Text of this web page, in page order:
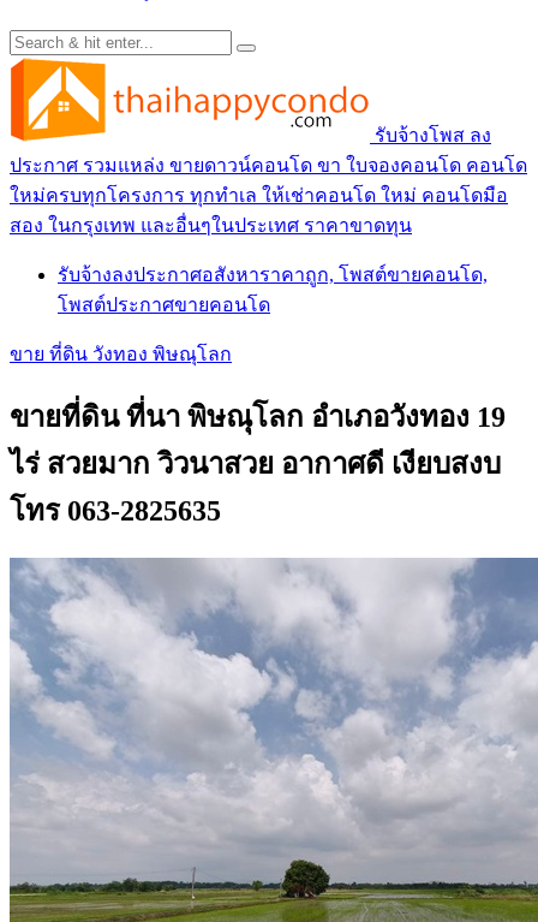
รับจ้างโพส ลง
ประกาศ รวมแหล่ง ขายดาวน์คอนโด ขา ใบจองคอนโด คอนโด
ใหม่ครบทุกโครงการ ทุกทำเล ให้เช่าคอนโด ใหม่ คอนโดมือ
สอง ในกรุงเทพ และอื่นๆในประเทศ ราคาขาดทุน
รับจ้างลงประกาศอสังหาราคาถูก, โพสต์ขายคอนโด,
โพสต์ประกาศขายคอนโด
ขาย ที่ดิน วังทอง พิษณุโลก
ขายที่ดิน ที่นา พิษณุโลก อำเภอวังทอง 19
ไร่ สวยมาก วิวนาสวย อากาศดี เงียบสงบ
โทร 063-2825635